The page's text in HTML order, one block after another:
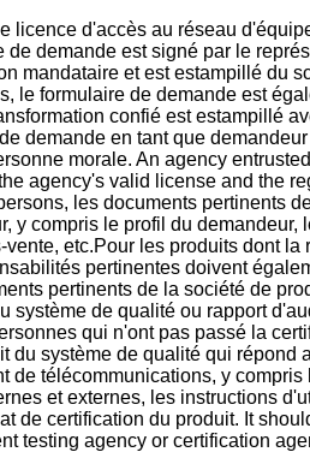
licence d'accès au réseau
de demande est signé par le
mandataire et est estampillé du
le formulaire de demande est
confié est estampillé
demande en tant que
morale. An agency
agency's valid license and the
les documents pertinents
y compris le profil du
vente, etc.Pour les produits dont
pertinentes doivent
pertinents de la société de
système de qualité ou rapport
qui n'ont pas passé la
du système de qualité qui répond
de télécommunications, y
et externes, les instructions
de certification du produit. It
testing agency or certification